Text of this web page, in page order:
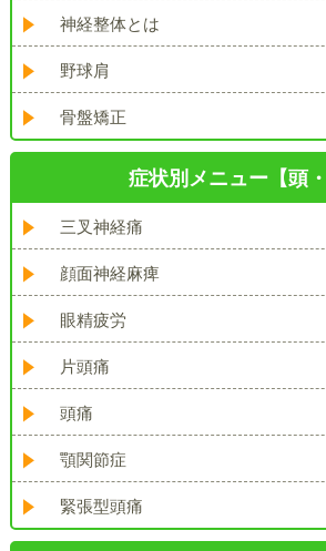
神経整体とは
野球肩
骨盤矯正
症状別メニュー【頭・
三叉神経痛
顔面神経麻痺
眼精疲労
片頭痛
頭痛
顎関節症
緊張型頭痛